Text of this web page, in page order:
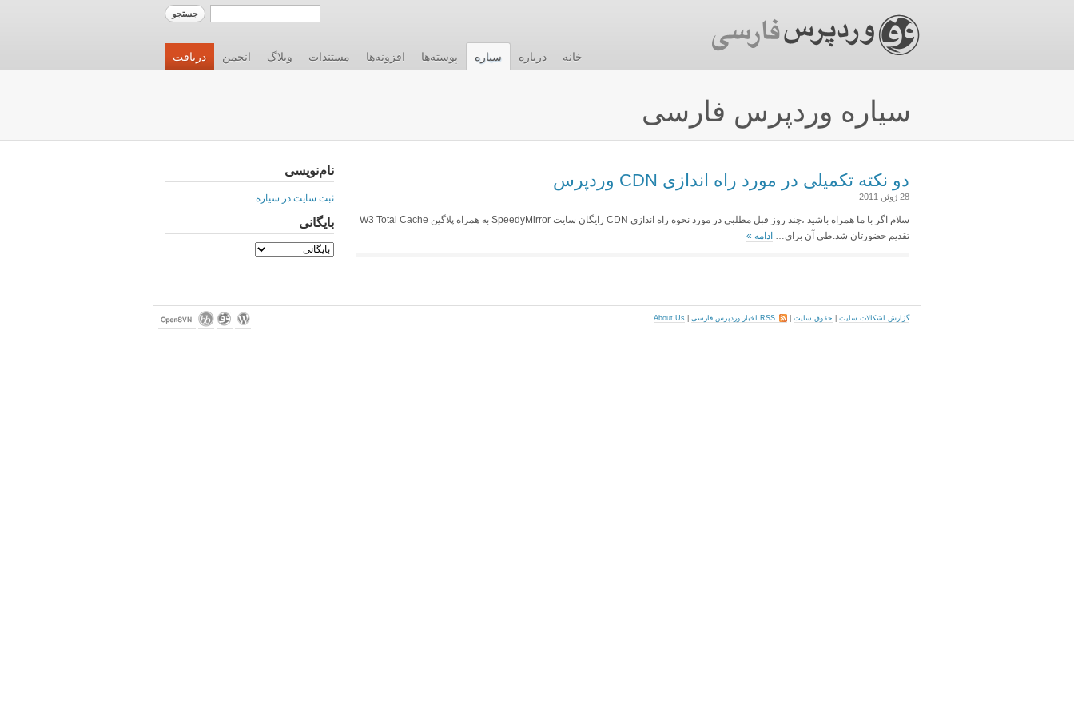
دریافت انجمن وبلاگ مستندات افزونه‌ها پوسته‌ها سیاره درباره خانه
سیاره وردپرس فارسی
دو نکته تکمیلی در مورد راه اندازی CDN وردپرس
28 ژوئن 2011
سلام اگر با ما همراه باشید ،چند روز قبل مطلبی در مورد نحوه راه اندازی CDN رایگان سایت SpeedyMirror به همراه پلاگین W3 Total Cache
تقدیم حضورتان شد.طی آن برای… ادامه »
نام‌نویسی
ثبت سایت در سیاره
بایگانی
گزارش اشکالات سایت حقوق سایت RSS اخبار وردپرس فارسی About Us